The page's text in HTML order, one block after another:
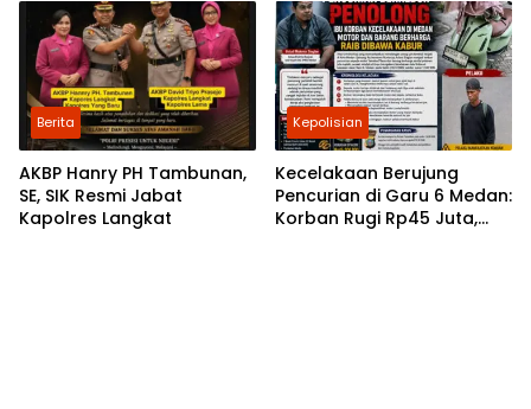
Tegas PT Tirta Sibayakindo
Berita
AKBP Hanry PH Tambunan,
SE, SIK Resmi Jabat
Kapolres Langkat
Kepolisian
Kecelakaan Berujung
Pencurian di Garu 6 Medan:
Korban Rugi Rp45 Juta,